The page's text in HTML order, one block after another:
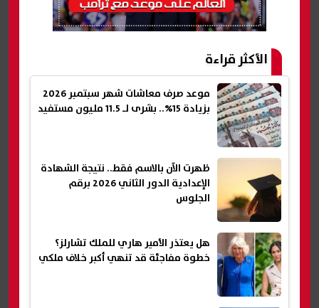
الأكثر قراءة
موعد صرف معاشات شهر سبتمبر 2026
بزيادة 15%.. بشرى لـ 11.5 مليون مستفيد
ظهرت الآن بالاسم فقط.. نتيجة الشهادة
الإعدادية الدور الثاني 2026 برقم
الجلوس
هل يعتذر الأمير هاري للملك تشارلز؟
خطوة مفاجئة قد تنهي أكبر خلاف ملكي